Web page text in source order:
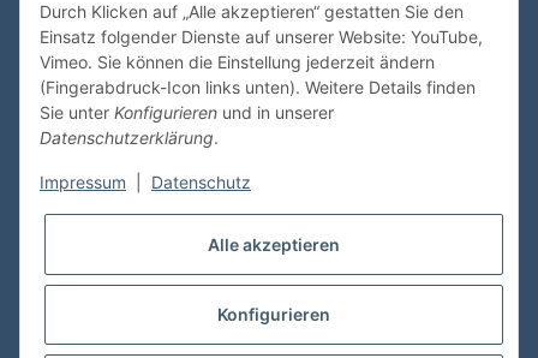
Kasernenstraße 6-10
66482 Zweibrücken
Tel. 06332 72710
eMail: heinz.nickel@vdmedien.de
Shop Service
Durch Klicken auf „Alle akzeptieren“ gestatten Sie den
Einsatz folgender Dienste auf unserer Website: YouTube,
Vimeo. Sie können die Einstellung jederzeit ändern
(Fingerabdruck-Icon links unten). Weitere Details finden
Sie unter Konfigurieren und in unserer
Datenschutzerklärung.
Impressum Datenschutz
Alle akzeptieren
Konfigurieren